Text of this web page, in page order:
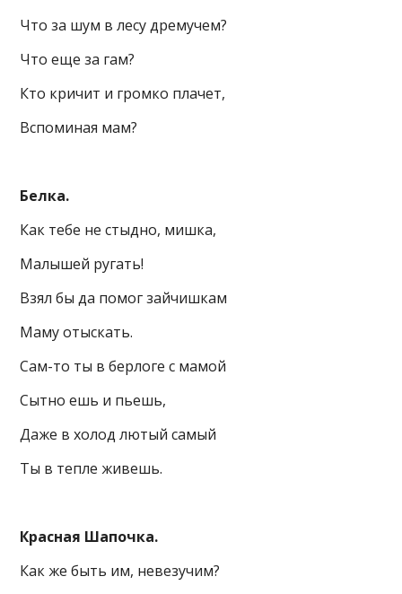
Что за шум в лесу дремучем?
Что еще за гам?
Кто кричит и громко плачет,
Вспоминая мам?
Белка.
Как тебе не стыдно, мишка,
Малышей ругать!
Взял бы да помог зайчишкам
Маму отыскать.
Сам-то ты в берлоге с мамой
Сытно ешь и пьешь,
Даже в холод лютый самый
Ты в тепле живешь.
Красная Шапочка.
Как же быть им, невезучим?